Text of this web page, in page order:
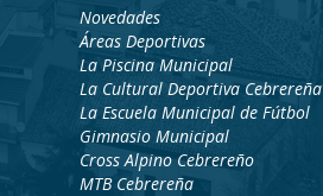
Novedades
Áreas Deportivas
La Piscina Municipal
La Cultural Deportiva Cebrereña
La Escuela Municipal de Fútbol
Gimnasio Municipal
Cross Alpino Cebrereño
MTB Cebrereña